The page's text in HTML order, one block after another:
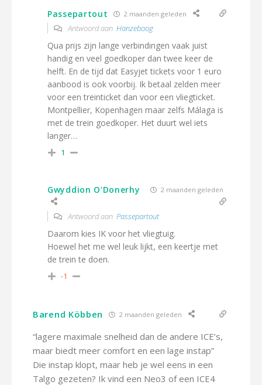
Passepartout 2 maanden geleden
Antwoord aan Hanzeboog
Qua prijs zijn lange verbindingen vaak juist
handig en veel goedkoper dan twee keer de
helft. En de tijd dat Easyjet tickets voor 1 euro
aanbood is ook voorbij. Ik betaal zelden meer
voor een treinticket dan voor een vliegticket.
Montpellier, Kopenhagen maar zelfs Málaga is
met de trein goedkoper. Het duurt wel iets
langer…
1
Gwyddion O'Donerhy 2 maanden geleden
Antwoord aan Passepartout
Daarom kies IK voor het vliegtuig.
Hoewel het me wel leuk lijkt, een keertje met
de trein te doen.
-1
Barend Köbben 2 maanden geleden
“lagere maximale snelheid dan de andere ICE’s,
maar biedt meer comfort en een lage instap”
Die instap klopt, maar heb je wel eens in een
Talgo gezeten? Ik vind een Neo3 of een ICE4